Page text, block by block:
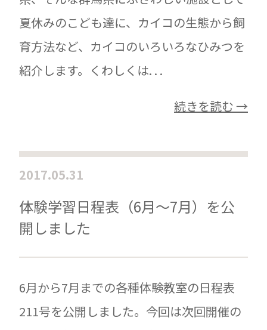
夏休みのこども達に、カイコの生態から飼
育方法など、カイコのいろいろなひみつを
紹介します。くわしくは. . .
続きを読む →
2017.05.31
体験学習日程表（6月〜7月）を公
開しました
6月から7月までの各種体験教室の日程表
211号を公開しました。今回は次回開催の